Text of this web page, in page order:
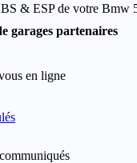
& ESP de votre Bmw
garages partenaires
en ligne